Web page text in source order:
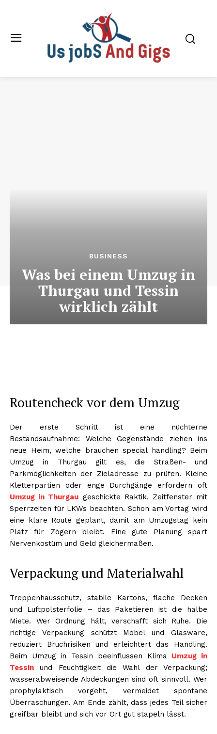
BUSINESS
Was bei einem Umzug in
Thurgau und Tessin
wirklich zählt
Routencheck vor dem Umzug
Der erste Schritt ist eine nüchterne
Bestandsaufnahme: Welche Gegenstände ziehen ins
neue Heim, welche brauchen special handling? Beim
Umzug in Thurgau gilt es, die Straßen- und
Parkmöglichkeiten der Zieladresse zu prüfen. Kleine
Kletterpartien oder enge Durchgänge erfordern oft
Umzug in Thurgau geschickte Raktik. Zeitfenster mit
Sperrzeiten für LKWs beachten. Schon am Vortag wird
eine klare Route geplant, damit am Umzugstag kein
Platz für Zögern bleibt. Eine gute Planung spart
Nervenkostüm und Geld gleichermaßen.
Verpackung und Materialwahl
Treppenhausschutz, stabile Kartons, flache Decken
und Luftpolsterfolie – das Paketieren ist die halbe
Miete. Wer Ordnung hält, verschafft sich Ruhe. Die
richtige Verpackung schützt Möbel und Glasware,
reduziert Bruchrisiken und erleichtert das Handling.
Beim Umzug in Tessin beeinflussen Klima Umzug in
Tessin und Feuchtigkeit die Wahl der Verpackung;
wasserabweisende Abdeckungen sind oft sinnvoll. Wer
prophylaktisch vorgeht, vermeidet spontane
Überraschungen. Am Ende zählt, dass jedes Teil sicher
greifbar bleibt und sich vor Ort gut stapeln lässt.